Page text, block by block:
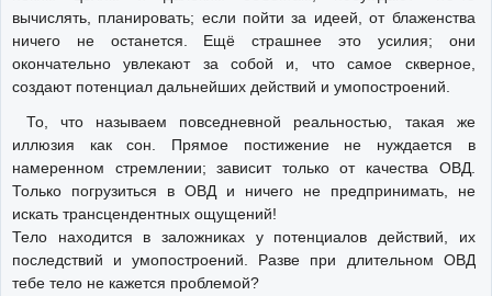
вычислять, планировать; если пойти за идеей, от блаженства
ничего не останется. Ещё страшнее это усилия; они
окончательно увлекают за собой и, что самое скверное,
создают потенциал дальнейших действий и умопостроений.
То, что называем повседневной реальностью, такая же
иллюзия как сон. Прямое постижение не нуждается в
намеренном стремлении; зависит только от качества ОВД.
Только погрузиться в ОВД и ничего не предпринимать, не
искать трансцендентных ощущений!
Тело находится в заложниках у потенциалов действий, их
последствий и умопостроений. Разве при длительном ОВД
тебе тело не кажется проблемой?